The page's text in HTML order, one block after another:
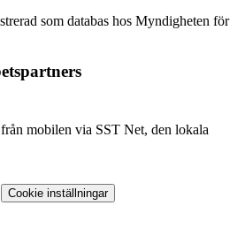
som databas hos Myndigheten för
mobilen via SST Net, den lokala
Cookie inställningar